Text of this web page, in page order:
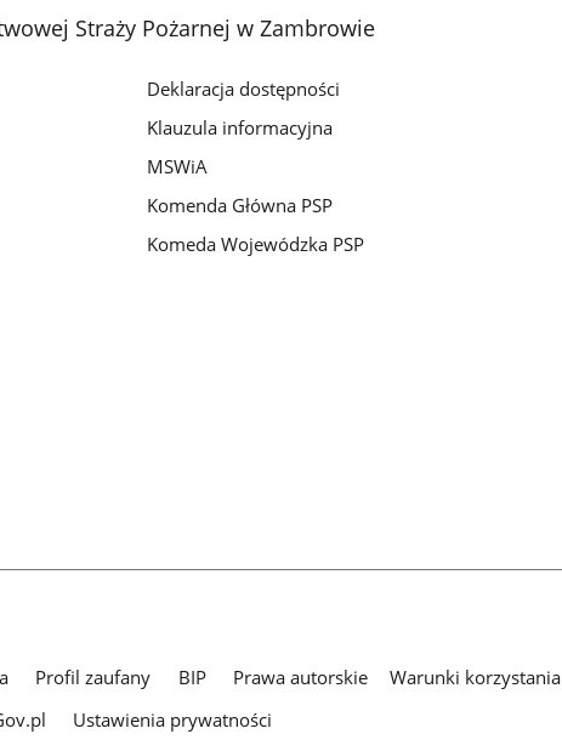
Straży Pożarnej w Zambrowie
Deklaracja dostępności
Klauzula informacyjna
MSWiA
Komenda Główna PSP
Komeda Wojewódzka PSP
Profil zaufany BIP Prawa autorskie Warunki korzystania
Ustawienia prywatności